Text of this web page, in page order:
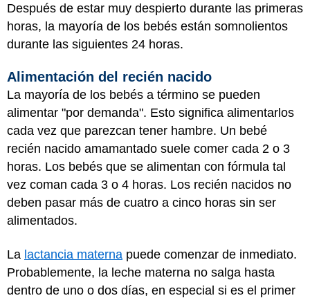
Después de estar muy despierto durante las primeras
horas, la mayoría de los bebés están somnolientos
durante las siguientes 24 horas.
Alimentación del recién nacido
La mayoría de los bebés a término se pueden
alimentar "por demanda". Esto significa alimentarlos
cada vez que parezcan tener hambre. Un bebé
recién nacido amamantado suele comer cada 2 o 3
horas. Los bebés que se alimentan con fórmula tal
vez coman cada 3 o 4 horas. Los recién nacidos no
deben pasar más de cuatro a cinco horas sin ser
alimentados.
La lactancia materna puede comenzar de inmediato.
Probablemente, la leche materna no salga hasta
dentro de uno o dos días, en especial si es el primer